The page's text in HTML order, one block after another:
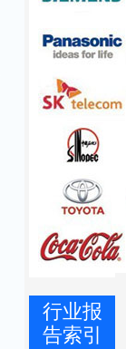
行业报
告索引